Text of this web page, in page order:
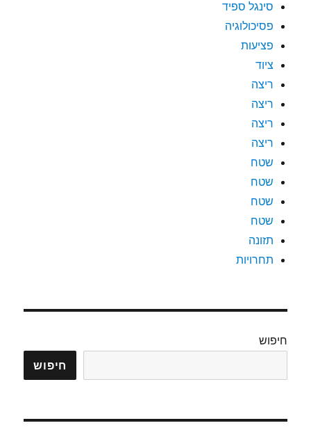
סינגל ספיד
פסיכולוגיה
פציעות
ציוד
ריצה
ריצה
ריצה
ריצה
שטח
שטח
שטח
שטח
תזונה
תחרויות
חיפוש
חיפוש